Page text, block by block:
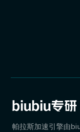
帕拉斯加速引擎由